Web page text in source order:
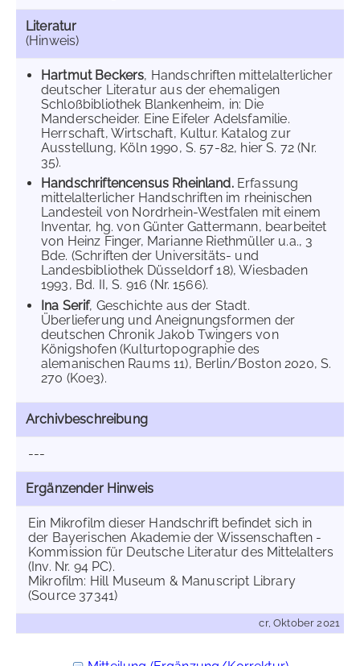
Literatur
(Hinweis)
Hartmut Beckers, Handschriften mittelalterlicher
deutscher Literatur aus der ehemaligen
Schloßbibliothek Blankenheim, in: Die
Manderscheider. Eine Eifeler Adelsfamilie.
Herrschaft, Wirtschaft, Kultur. Katalog zur
Ausstellung, Köln 1990, S. 57-82, hier S. 72 (Nr.
35).
Handschriftencensus Rheinland.Erfassung
mittelalterlicher Handschriften im rheinischen
Landesteil von Nordrhein-Westfalen mit einem
Inventar, hg. von Günter Gattermann, bearbeitet
von Heinz Finger, Marianne Riethmüller u.a., 3
Bde. (Schriften der Universitäts- und
Landesbibliothek Düsseldorf 18), Wiesbaden
1993, Bd. II, S. 916 (Nr. 1566).
Ina Serif, Geschichte aus der Stadt.
Überlieferung und Aneignungsformen der
deutschen Chronik Jakob Twingers von
Königshofen (Kulturtopographie des
alemanischen Raums 11), Berlin/Boston 2020, S.
270 (Koe3).
Archivbeschreibung
---
Ergänzender Hinweis
Ein Mikrofilm dieser Handschrift befindet sich in
der Bayerischen Akademie der Wissenschaften -
Kommission für Deutsche Literatur des Mittelalters
(Inv. Nr. 94 PC).
Mikrofilm: Hill Museum & Manuscript Library
(Source 37341)
cr, Oktober 2021